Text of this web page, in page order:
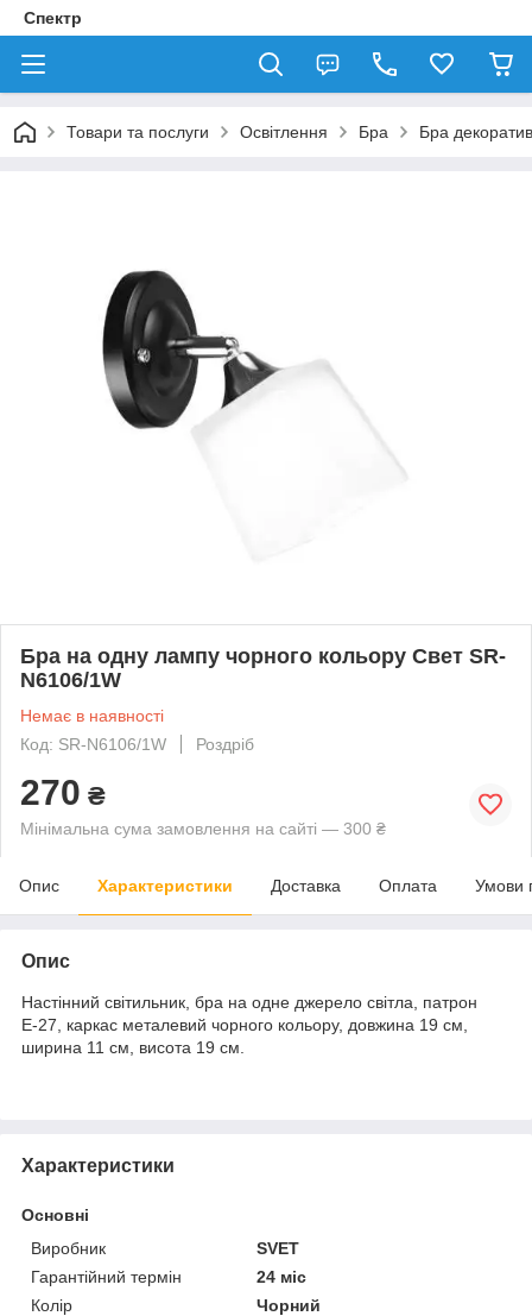
Спектр
Товари та послуги Освітлення Бра Бра
Бра на одну лампу чорного кольору Свет SR-
N6106/1W
Немає в наявності
Код: SR-N6106/1W
Роздріб
270 ₴
Мінімальна сума замовлення на сайті — 300 ₴
Опис Характеристики Доставка Оплата Умови
Опис
Настінний світильник, бра на одне джерело світла, патрон
Е-27, каркас металевий чорного кольору, довжина 19 см,
ширина 11 см, висота 19 см.
Характеристики
Основні
Виробник
SVET
Гарантійний термін
24 міс
Колір
Чорний